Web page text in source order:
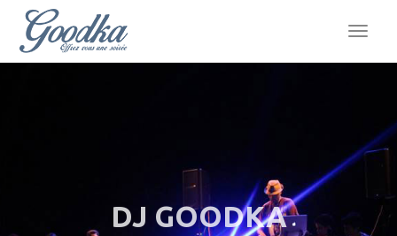
DJ GOODKA